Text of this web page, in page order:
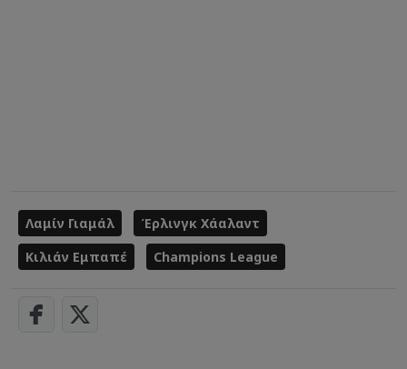
Λαμίν Γιαμάλ
Έρλινγκ Χάαλαντ
Κιλιάν Εμπαπέ
Champions League